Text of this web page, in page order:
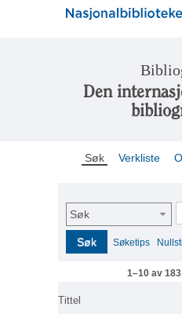
Den
Søk Verkliste
Søk
Søk Søketips Nullstill
1–10 av 183
Tittel